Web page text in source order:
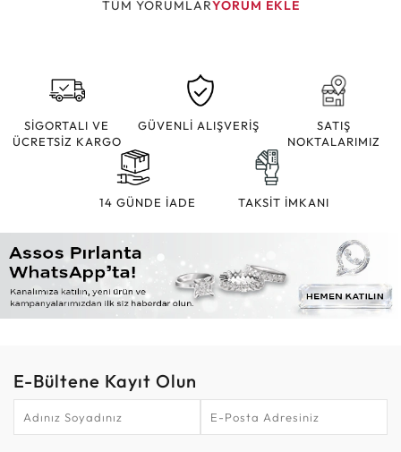
TÜM YORUMLARYORUM EKLE
SİGORTALI VE
ÜCRETSİZ KARGO
GÜVENLİ ALIŞVERİŞ
SATIŞ
NOKTALARIMIZ
14 GÜNDE İADE TAKSİT İMKANI
E-Bültene Kayıt Olun